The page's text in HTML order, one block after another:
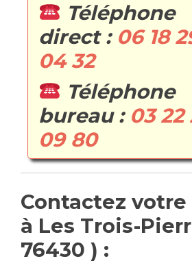
Téléphone
direct : 06 18
04 32
Téléphone
bureau : 03 22
09 80
Contactez
à Les Trois-
76430 ) :